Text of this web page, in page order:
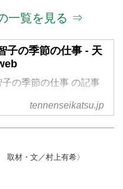
一覧を見る ⇒
子の季節の仕事 - 天
の季節の仕事 の記事
tennenseikatsu.jp
材・文／村上有希〉